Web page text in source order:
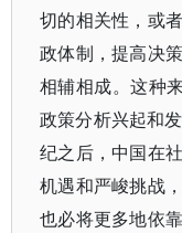
切的相关性，或
政体制，提高决
相辅相成。这种
政策分析兴起和
纪之后，中国在
机遇和严峻挑战
也必将更多地依